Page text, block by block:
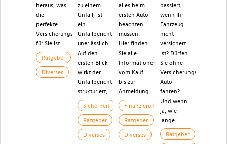
heraus, was
die
perfekte
Versicherungsart
für Sie ist.
Ratgeber
Diverses
zu einem
Unfall, ist
ein
Unfallbericht
unerlässlich.
Auf den
ersten Blick
wirkt der
Unfallbericht
strukturiert,...
Sicherheit
Ratgeber
Diverses
alles beim
ersten Auto
beachten
müssen:
Hier finden
Sie alle
Informationen
vom Kauf
bis zur
Anmeldung.
Finanzierung
Ratgeber
Diverses
passiert,
wenn Ihr
Fahrzeug
nicht
versichert
ist? Dürfen
Sie ohne
Versicherungsschutz
Auto
fahren?
Und wenn
ja, wie
lange...
Ratgeber